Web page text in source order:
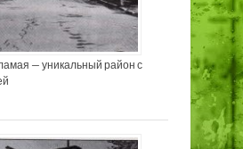
— уникальный район с